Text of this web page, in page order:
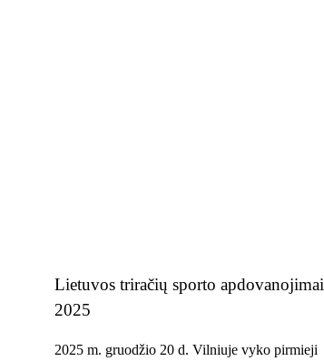
Lietuvos triračių sporto apdovanojimai
2025
2025 m. gruodžio 20 d. Vilniuje vyko pirmieji